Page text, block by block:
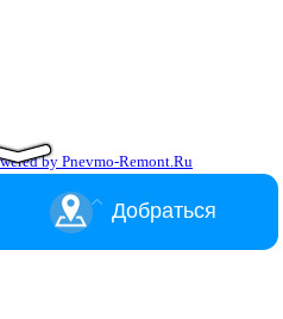
by Pnevmo-Remont.Ru
Добраться